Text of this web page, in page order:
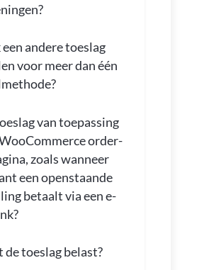
een andere toeslag
voor meer dan één
van toepassing
order-
zoals wanneer
een openstaande
betaalt via een e-
toeslag belast?